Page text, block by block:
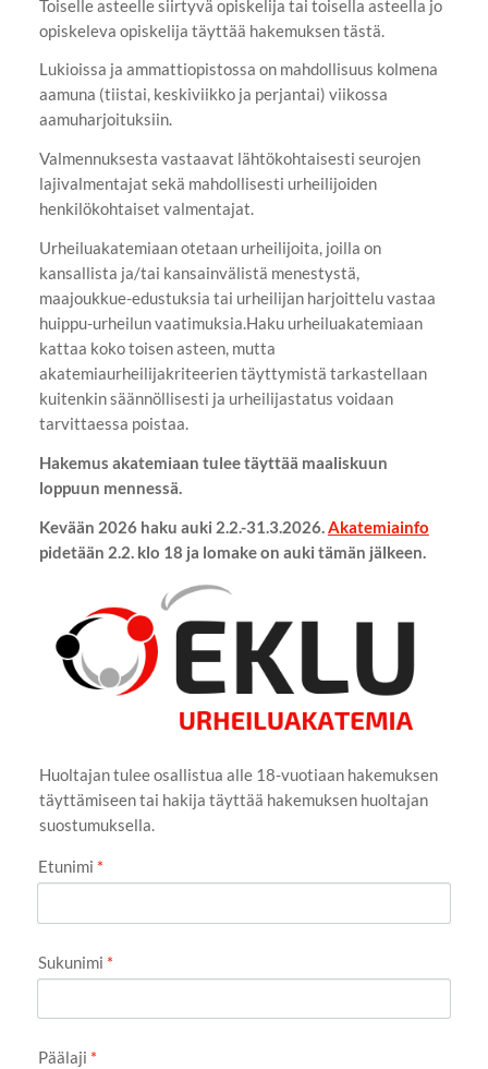
Toiselle asteelle siirtyvä opiskelija tai toisella asteella jo
opiskeleva opiskelija täyttää hakemuksen tästä.
Lukioissa ja ammattiopistossa on mahdollisuus kolmena
aamuna (tiistai, keskiviikko ja perjantai) viikossa
aamuharjoituksiin.
Valmennuksesta vastaavat lähtökohtaisesti seurojen
lajivalmentajat sekä mahdollisesti urheilijoiden
henkilökohtaiset valmentajat.
Urheiluakatemiaan otetaan urheilijoita, joilla on
kansallista ja/tai kansainvälistä menestystä,
maajoukkue-edustuksia tai urheilijan harjoittelu vastaa
huippu-urheilun vaatimuksia.Haku urheiluakatemiaan
kattaa koko toisen asteen, mutta
akatemiaurheilijakriteerien täyttymistä tarkastellaan
kuitenkin säännöllisesti ja urheilijastatus voidaan
tarvittaessa poistaa.
Hakemus akatemiaan tulee täyttää maaliskuun
loppuun mennessä.
Kevään 2026 haku auki 2.2.-31.3.2026. Akatemiainfo
pidetään 2.2. klo 18 ja lomake on auki tämän jälkeen.
Huoltajan tulee osallistua alle 18-vuotiaan hakemuksen
täyttämiseen tai hakija täyttää hakemuksen huoltajan
suostumuksella.
Etunimi *
Sukunimi *
Päälaji *